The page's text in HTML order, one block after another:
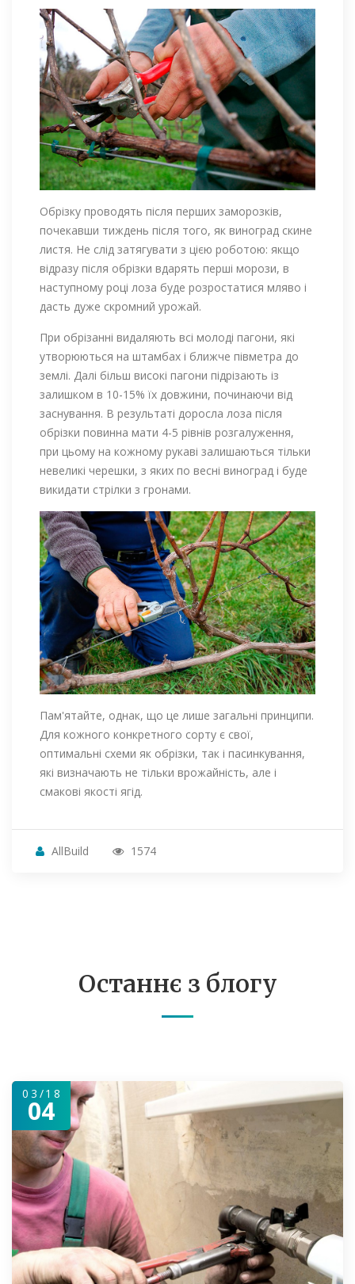
Обрізку проводять після перших заморозків,
почекавши тиждень після того, як виноград скине
листя. Не слід затягувати з цією роботою: якщо
відразу після обрізки вдарять перші морози, в
наступному році лоза буде розростатися мляво і
дасть дуже скромний урожай.
При обрізанні видаляють всі молоді пагони, які
утворюються на штамбах і ближче півметра до
землі. Далі більш високі пагони підрізають із
залишком в 10-15% їх довжини, починаючи від
заснування. В результаті доросла лоза після
обрізки повинна мати 4-5 рівнів розгалуження,
при цьому на кожному рукаві залишаються тільки
невеликі черешки, з яких по весні виноград і буде
викидати стрілки з гронами.
Пам'ятайте, однак, що це лише загальні принципи.
Для кожного конкретного сорту є свої,
оптимальні схеми як обрізки, так і пасинкування,
які визначають не тільки врожайність, але і
смакові якості ягід.
AllBuild 1574
Останнє з блогу
03/18
04